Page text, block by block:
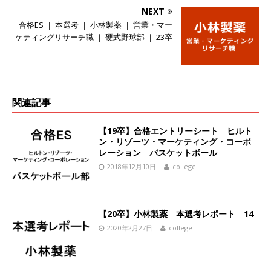
体育会積極採用企業
[ 2026年5月14日 ] 【 28卒 】 NTTドコモグルー
体育会積極採用企業
[ 2026年5月14日 ] 【 28卒 ｜ 体験型インターン
ル、マーケティング、ブランディングが経験でき
NEXT
合格ES ｜ 本選考 ｜ 小林製薬 ｜ 営業・マー
ケティングリサーチ職 ｜ 硬式野球部 ｜ 23卒
関連記事
【19卒】合格エントリーシート ヒルト
ン・リゾーツ・マーケティング・コーポ
レーション バスケットボール
2018年12月10日 college
【20卒】小林製薬 本選考レポート 14
2020年2月27日 college